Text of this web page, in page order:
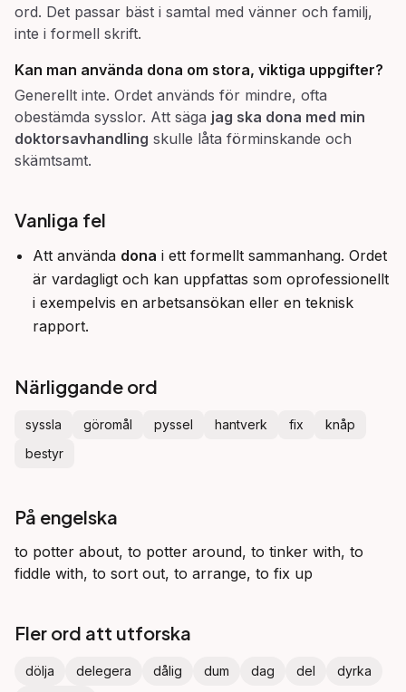
ord. Det passar bäst i samtal med vänner och familj,
inte i formell skrift.
Kan man använda dona om stora, viktiga uppgifter?
Generellt inte. Ordet används för mindre, ofta
obestämda sysslor. Att säga jag ska dona med min
doktorsavhandling skulle låta förminskande och
skämtsamt.
Vanliga fel
Att använda dona i ett formellt sammanhang. Ordet
är vardagligt och kan uppfattas som oprofessionellt
i exempelvis en arbetsansökan eller en teknisk
rapport.
Närliggande ord
syssla göromål pyssel hantverk fix
knåp
bestyr
På engelska
to potter about, to potter around, to tinker with, to
fiddle with, to sort out, to arrange, to fix up
Fler ord att utforska
dölja delegera dålig dum dag del dyrka